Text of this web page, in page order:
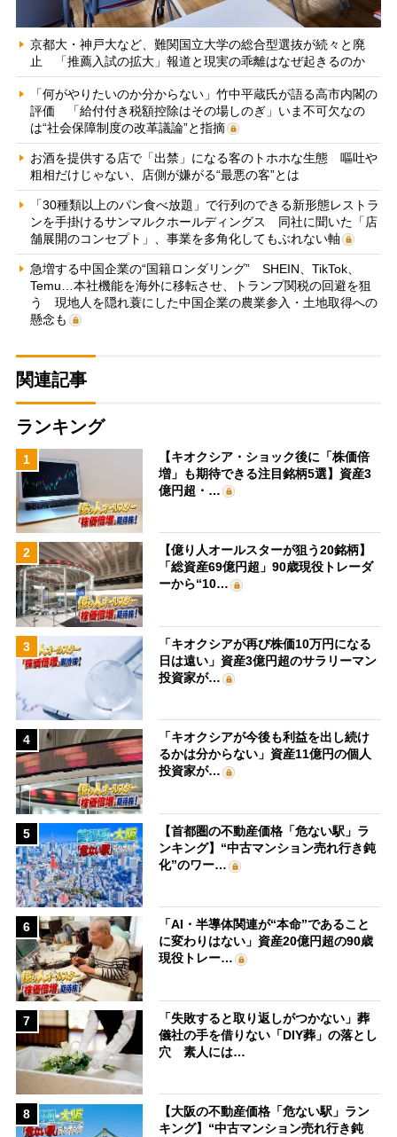
京都大・神戸大など、難関国立大学の総合型選抜が続々と廃
止 「推薦入試の拡大」報道と現実の乖離はなぜ起きるのか
「何がやりたいのか分からない」竹中平蔵氏が語る高市内閣の
評価 「給付付き税額控除はその場しのぎ」いま不可欠なの
は“社会保障制度の改革議論”と指摘
お酒を提供する店で「出禁」になる客のトホホな生態 嘔吐や
粗相だけじゃない、店側が嫌がる“最悪の客”とは
「30種類以上のパン食べ放題」で行列のできる新形態レストラ
ンを手掛けるサンマルクホールディングス 同社に聞いた「店
舗展開のコンセプト」、事業を多角化してもぶれない軸
急増する中国企業の“国籍ロンダリング” SHEIN、TikTok、
Temu…本社機能を海外に移転させ、トランプ関税の回避を狙
う 現地人を隠れ蓑にした中国企業の農業参入・土地取得への
懸念も
関連記事
ランキング
1
【キオクシア・ショック後に「株価倍
増」も期待できる注目銘柄5選】資産3
億円超・…
2
【億り人オールスターが狙う20銘柄】
「総資産69億円超」90歳現役トレーダ
ーから“10…
3
「キオクシアが再び株価10万円になる
日は遠い」資産3億円超のサラリーマン
投資家が…
4
「キオクシアが今後も利益を出し続け
るかは分からない」資産11億円の個人
投資家が…
5
【首都圏の不動産価格「危ない駅」ラ
ンキング】“中古マンション売れ行き鈍
化”のワー…
6
「AI・半導体関連が“本命”であること
に変わりはない」資産20億円超の90歳
現役トレー…
7
「失敗すると取り返しがつかない」葬
儀社の手を借りない「DIY葬」の落とし
穴 素人には…
8
【大阪の不動産価格「危ない駅」ラン
キング】“中古マンション売れ行き鈍